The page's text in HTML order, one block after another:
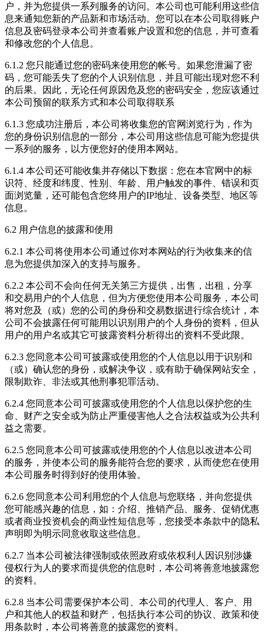
户，并为您提供一系列服务的访问。本公司也可能利用这些信
息来通知您新的产品新和市场活动。您可以在本公司取得账户
信息及密码登录本公司并查看账户设置和您的信息，并可查看
和修改您的个人信息。
6.1.2 您只能通过您的密码来使用您的帐号。如果您泄漏了密
码，您可能丢失了您的个人识别信息，并且可能出现对您不利
的后果。因此，无论任何原因危及您的密码安全，您应该通过
本公司预留的联系方式和本公司取得联系
6.1.3 您成功注册后，本公司将收集您的官网浏览行为，作为
您的身份识别信息的一部分，本公司用这些信息可能为您提供
一系列的服务，以方便您好的使用本网站。
6.1.4 本公司还可能收集并存储以下数据：您在本官网中的标
识符、经度和纬度、性别、年龄、用户触发的事件、错误和页
面浏览量，还可能包含您终用户的IP地址、设备类型、地区等
信息。
6.2 用户信息的披露和使用
6.2.1 本公司将使用本公司通过你对本网站的行为收集来的信
息为您提供加深入的支持与服务。
6.2.2 本公司不会向任何无关第三方提供，出售，出租，分享
和交易用户的个人信息，但为方便您使用本公司服务，本公司
将对您及（或）您的公司的身份和交易数据进行综合统计，本
公司不会披露任何可能用以识别用户的个人身份的资料，但从
用户的用户名或其它可披露资料分析得出的资料不受此限。
6.2.3 您同意本公司可披露或使用您的个人信息以用于识别和
（或）确认您的身份，或解决争议，或有助于确保网站安全，
限制欺诈、非法或其他刑事犯罪活动。
6.2.4 您同意本公司可披露或使用您的个人信息以保护您的生
命、财产之安全或为防止严重侵害他人之合法权益或为公共利
益之需要。
6.2.5 您同意本公司可披露或使用您的个人信息以改进本公司
的服务，并使本公司的服务能符合您的要求，从而使您在使用
本公司服务时得到好的使用体验。
6.2.6 您同意本公司利用您的个人信息与您联络，并向您提供
您可能感兴趣的信息，如：介绍、推销产品、服务、促销优惠
或者商业投资机会的商业性短信息等，您接受本条款中的隐私
声明即为明示同意收取这些信息。
6.2.7 当本公司被法律强制或依照政府或依权利人因识别涉嫌
侵权行为人的要求而提供您的信息时，本公司将善意地披露您
的资料。
6.2.8 当本公司需要保护本公司、本公司的代理人、客户、用
户和其他人的权益和财产，包括执行本公司的协议、政策和使
用条款时，本公司将善意的披露您的资料。